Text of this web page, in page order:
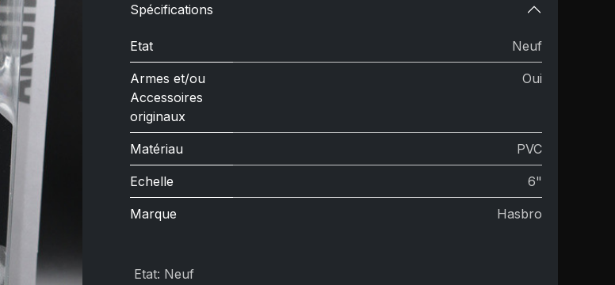
Spécifications
Etat Neuf
Armes et/ou
Accessoires
originaux
Oui
Matériau PVC
Echelle 6"
Marque Hasbro
Etat: Neuf